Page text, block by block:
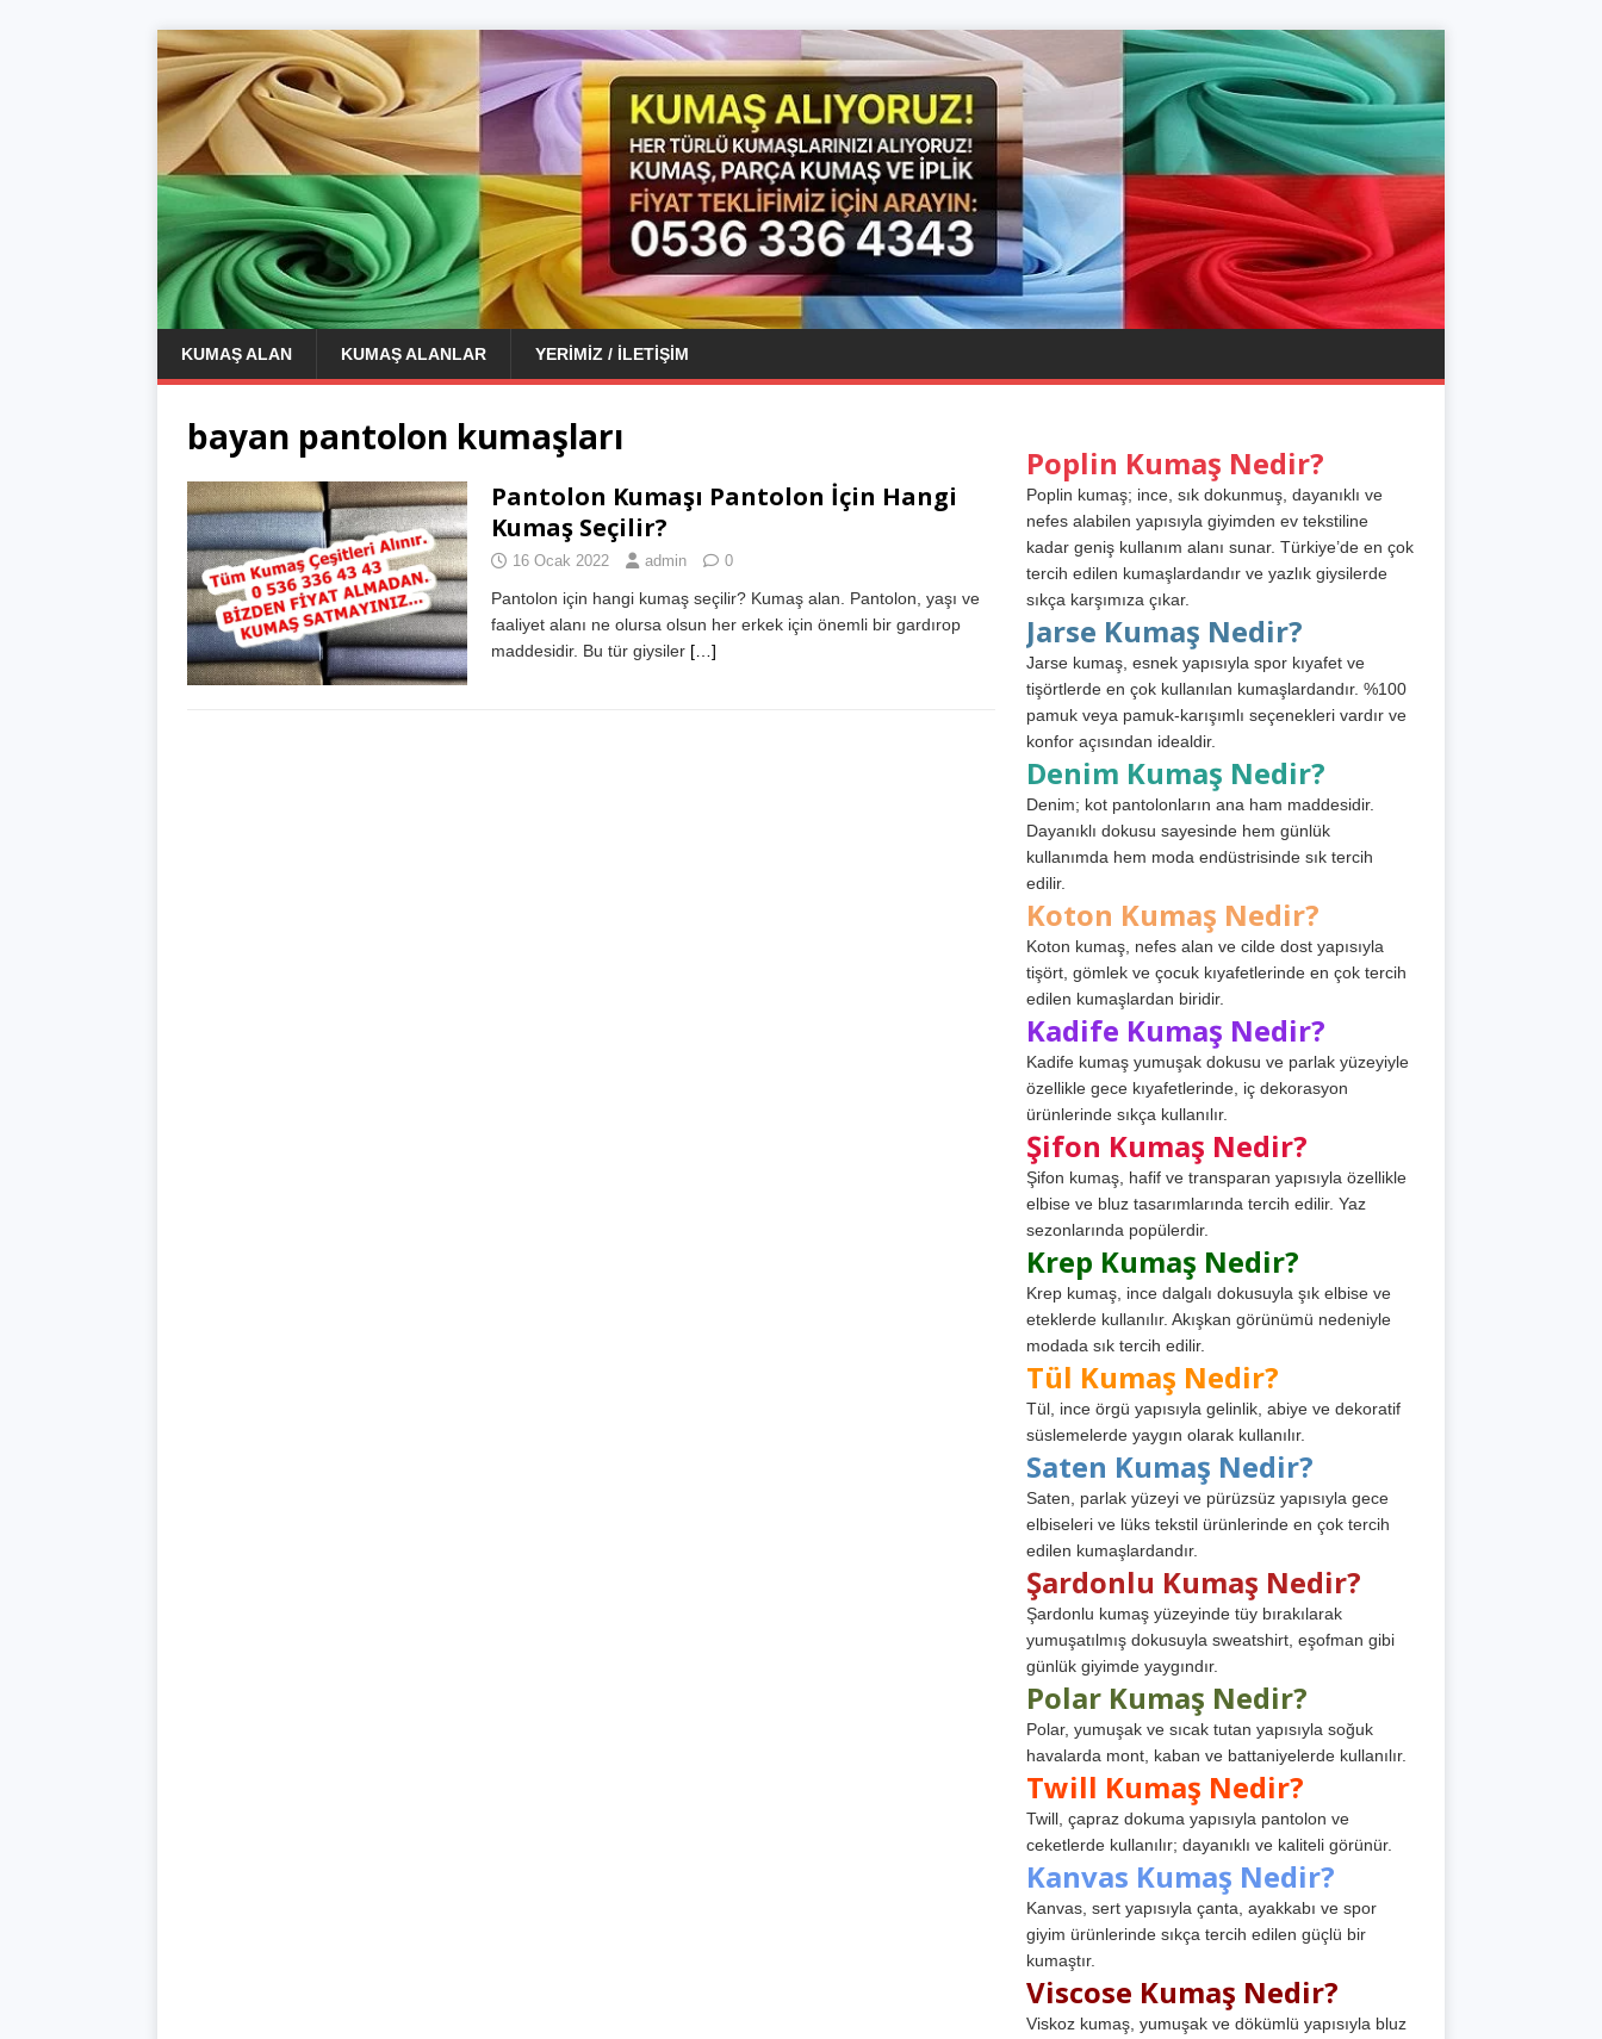
KUMAŞ ALAN KUMAŞ ALANLAR YERIMIZ / İLETIŞIM
bayan pantolon kumaşları
Pantolon Kumaşı Pantolon İçin Hangi
Kumaş Seçilir?
16 Ocak 2022 admin 0
Pantolon için hangi kumaş seçilir? Kumaş alan. Pantolon, yaşı ve
faaliyet alanı ne olursa olsun her erkek için önemli bir gardırop
maddesidir. Bu tür giysiler […]
Poplin Kumaş Nedir?
Poplin kumaş; ince, sık dokunmuş, dayanıklı ve
nefes alabilen yapısıyla giyimden ev tekstiline
kadar geniş kullanım alanı sunar. Türkiye’de en çok
tercih edilen kumaşlardandır ve yazlık giysilerde
sıkça karşımıza çıkar.
Jarse Kumaş Nedir?
Jarse kumaş, esnek yapısıyla spor kıyafet ve
tişörtlerde en çok kullanılan kumaşlardandır. %100
pamuk veya pamuk-karışımlı seçenekleri vardır ve
konfor açısından idealdir.
Denim Kumaş Nedir?
Denim; kot pantolonların ana ham maddesidir.
Dayanıklı dokusu sayesinde hem günlük
kullanımda hem moda endüstrisinde sık tercih
edilir.
Koton Kumaş Nedir?
Koton kumaş, nefes alan ve cilde dost yapısıyla
tişört, gömlek ve çocuk kıyafetlerinde en çok tercih
edilen kumaşlardan biridir.
Kadife Kumaş Nedir?
Kadife kumaş yumuşak dokusu ve parlak yüzeyiyle
özellikle gece kıyafetlerinde, iç dekorasyon
ürünlerinde sıkça kullanılır.
Şifon Kumaş Nedir?
Şifon kumaş, hafif ve transparan yapısıyla özellikle
elbise ve bluz tasarımlarında tercih edilir. Yaz
sezonlarında popülerdir.
Krep Kumaş Nedir?
Krep kumaş, ince dalgalı dokusuyla şık elbise ve
eteklerde kullanılır. Akışkan görünümü nedeniyle
modada sık tercih edilir.
Tül Kumaş Nedir?
Tül, ince örgü yapısıyla gelinlik, abiye ve dekoratif
süslemelerde yaygın olarak kullanılır.
Saten Kumaş Nedir?
Saten, parlak yüzeyi ve pürüzsüz yapısıyla gece
elbiseleri ve lüks tekstil ürünlerinde en çok tercih
edilen kumaşlardandır.
Şardonlu Kumaş Nedir?
Şardonlu kumaş yüzeyinde tüy bırakılarak
yumuşatılmış dokusuyla sweatshirt, eşofman gibi
günlük giyimde yaygındır.
Polar Kumaş Nedir?
Polar, yumuşak ve sıcak tutan yapısıyla soğuk
havalarda mont, kaban ve battaniyelerde kullanılır.
Twill Kumaş Nedir?
Twill, çapraz dokuma yapısıyla pantolon ve
ceketlerde kullanılır; dayanıklı ve kaliteli görünür.
Kanvas Kumaş Nedir?
Kanvas, sert yapısıyla çanta, ayakkabı ve spor
giyim ürünlerinde sıkça tercih edilen güçlü bir
kumaştır.
Viscose Kumaş Nedir?
Viskoz kumaş, yumuşak ve dökümlü yapısıyla bluz